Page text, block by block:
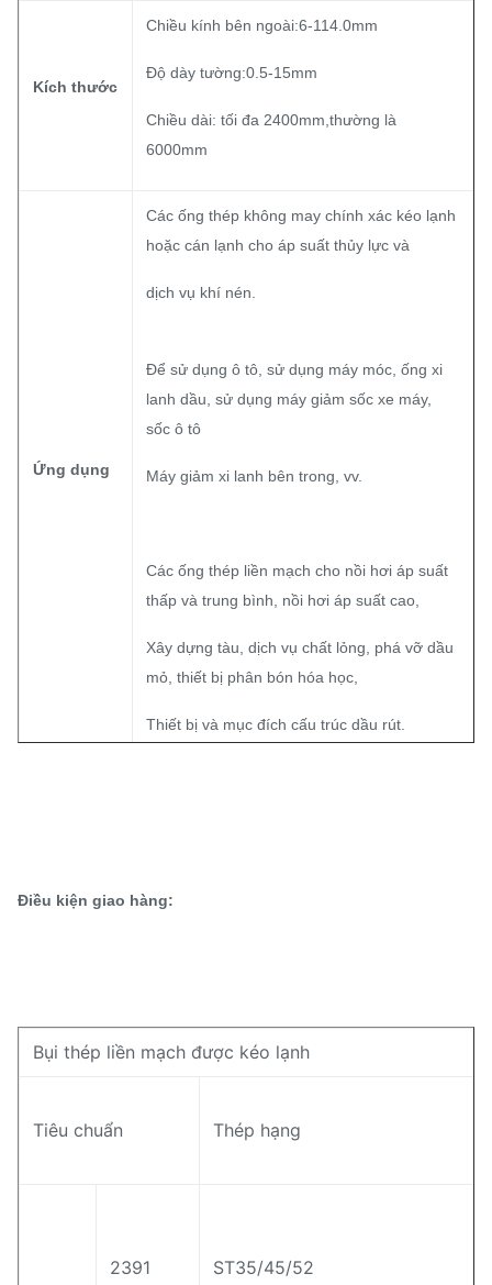
Kích thước
Chiều kính bên ngoài:6-114.0mm
Độ dày tường:0.5-15mm
Chiều dài: tối đa 2400mm,thường là
6000mm
Ứng dụng
Các ống thép không may chính xác kéo lạnh
hoặc cán lạnh cho áp suất thủy lực và
dịch vụ khí nén.
Để sử dụng ô tô, sử dụng máy móc, ống xi
lanh dầu, sử dụng máy giảm sốc xe máy,
sốc ô tô
Máy giảm xi lanh bên trong, vv.
Các ống thép liền mạch cho nồi hơi áp suất
thấp và trung bình, nồi hơi áp suất cao,
Xây dựng tàu, dịch vụ chất lỏng, phá vỡ dầu
mỏ, thiết bị phân bón hóa học,
Thiết bị và mục đích cấu trúc dầu rút.
Phạm vi
DIN series cold rolled precision seamless
Không có biến dạng sau khi uốn cong lạnh;
Điều kiện giao hàng:
Bụi thép liền mạch được kéo lạnh
Tiêu chuẩn Thép hạng
2391 ST35/45/52